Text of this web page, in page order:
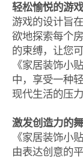
轻松愉悦的游
游戏的设计旨
欲地探索每个
的束缚，让您
《家居装饰小
中，享受一种
现代生活的压力
激发创造力的
《家居装饰小
由表达创意的